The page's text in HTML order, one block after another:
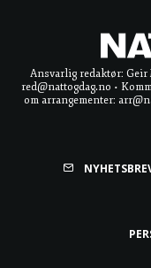
Ansvarlig redaktør: Geir
red@nattogdag.no •
om arrangementer: